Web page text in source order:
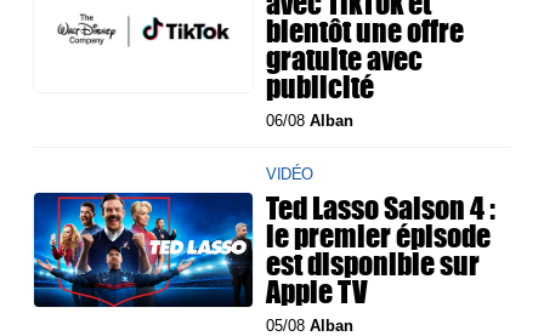
bientôt une offre
gratuite avec
publicité
06/08Alban
VIDÉO
Ted Lasso Saison 4 :
le premier épisode
est disponible sur
Apple TV
05/08Alban